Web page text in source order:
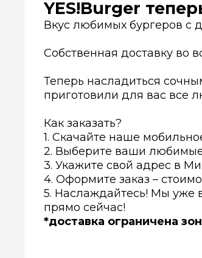
YES!Burger
Вкус любимых бургеров с
Собственная доставку во
Теперь насладиться
приготовили для вас все
Как заказать?
1. Скачайте наше
2. Выберите ваши любимые
3. Укажите свой адрес в
4. Оформите заказ –
5. Наслаждайтесь! Мы уже
прямо сейчас!
*доставка ограничена